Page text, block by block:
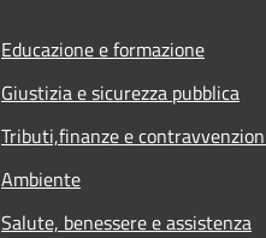
Educazione e formazione
Giustizia e sicurezza pubblica
Tributi,finanze e
Ambiente
Salute, benessere e assistenza